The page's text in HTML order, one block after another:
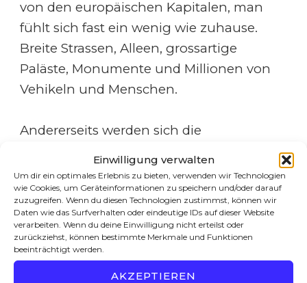
Einwilligung verwalten
Um dir ein optimales Erlebnis zu bieten, verwenden wir Technologien
wie Cookies, um Geräteinformationen zu speichern und/oder darauf
zuzugreifen. Wenn du diesen Technologien zustimmst, können wir
Daten wie das Surfverhalten oder eindeutige IDs auf dieser Website
verarbeiten. Wenn du deine Einwilligung nicht erteilst oder
zurückziehst, können bestimmte Merkmale und Funktionen
beeinträchtigt werden.
AKZEPTIEREN
von den europäischen Kapitalen, man
fühlt sich fast ein wenig wie zuhause.
Breite Strassen, Alleen, grossartige
Paläste, Monumente und Millionen von
Vehikeln und Menschen.
Andererseits werden sich die
zeigen. Die Armut, die Schwermut, die
überall in der Luft liegt. Argentinien war
vor hundert Jahren ein reiches Land, ein
sehr reiches Land. In der Zwischenzeit hat
es zahlreiche finanzielle und
wirtschaftliche Krisen durchgemacht,